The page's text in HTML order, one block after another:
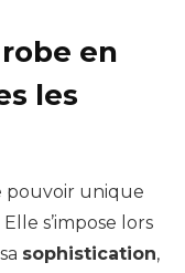
en
les
pouvoir unique
s’impose lors
sophistication,